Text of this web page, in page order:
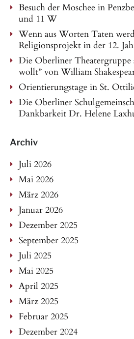
Besuch der Moschee in
und 11 W
Wenn aus Worten Taten
Religionsprojekt in der 12.
Die Oberliner Theatergruppe
wollt” von William
Orientierungstage in St.
Die Oberliner
Dankbarkeit Dr. Helene
Archiv
Juli 2026
Mai 2026
März 2026
Januar 2026
Dezember 2025
September 2025
Juli 2025
Mai 2025
April 2025
März 2025
Februar 2025
Dezember 2024